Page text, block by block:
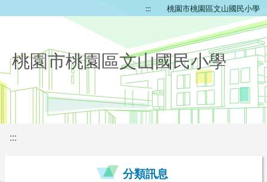
::: 桃園市桃園區文山國民小學
桃園市桃園區文山國民小學
:::
分類訊息